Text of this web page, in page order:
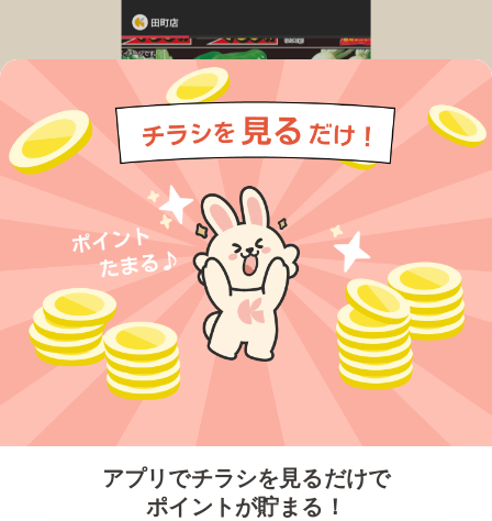
アプリでチラシを見るだけで
ポイントが貯まる！